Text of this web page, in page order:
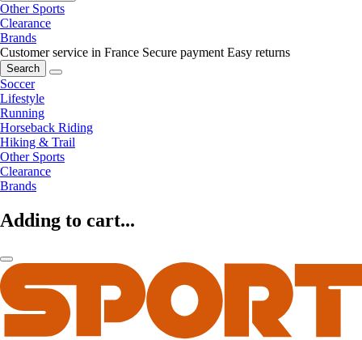
Other Sports
Clearance
Brands
Customer service in France Secure payment Easy returns
Search
Soccer
Lifestyle
Running
Horseback Riding
Hiking & Trail
Other Sports
Clearance
Brands
Adding to cart...